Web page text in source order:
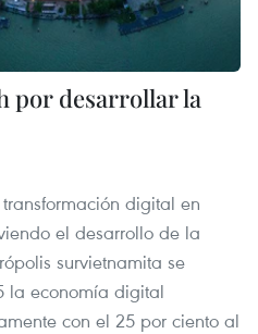
por desarrollar la
digital en
el desarrollo de la
survietnamita se
la economía digital
con el 25 por ciento al